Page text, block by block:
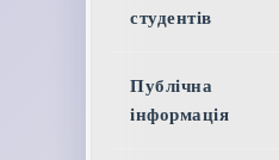
студентів
Публічна
інформація